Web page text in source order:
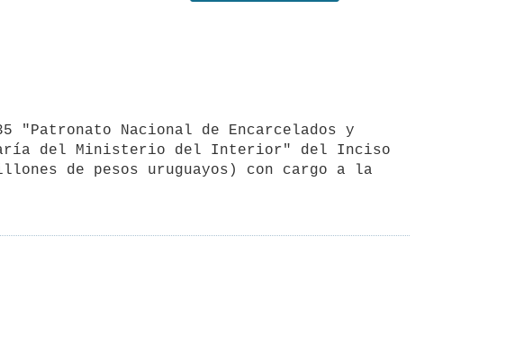
del Ministerio del Interior" del Inciso
de pesos uruguayos) con cargo a la